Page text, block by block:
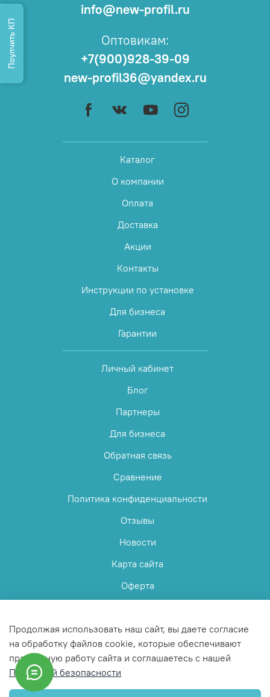
Каталог
О компании
Оплата
Доставка
Акции
Контакты
Инструкции по установке
Для бизнеса
Гарантии
Личный кабинет
Блог
Партнеры
Для бизнеса
Обратная связь
Сравнение
Политика конфиденциальности
Отзывы
Новости
Карта сайта
Оферта
info@new-profil.ru
Оптовикам:
+7(900)928-39-09
new-profil36@yandex.ru
© 2025 Любое использование контента без письменного
разрешения запрещено
Продолжая использовать наш сайт, вы даете согласие
на обработку файлов cookie, которые обеспечивают
правильную работу сайта и соглашаетесь с нашей
Политикой безопасности
Поулчить КП